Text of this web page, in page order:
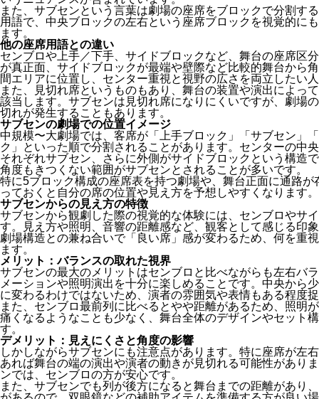
また、サブセンという言葉は劇場の座席をブロックで分割す
用語で、中央ブロックの左右という座席ブロックを視覚的に
ます。
他の座席用語との違い
センブロや上手／下手、サイドブロックなど、舞台の座席区
が真正面、サイドブロックが最端や壁際など比較的舞台から
間エリアに位置し、センター重視と視野の広さを両立したい
また、見切れ席というものもあり、舞台の装置や演出によっ
該当します。サブセンは見切れ席になりにくいですが、劇場
切れが発生することもあります。
サブセンの劇場での位置イメージ
中規模〜大劇場では、客席が「上手ブロック」「サブセン」
ク」といった順で分割されることがあります。センターの中
それぞれサブセン、さらに外側がサイドブロックという構造
角度もきつくない範囲がサブセンとされることが多いです。
特に5ブロック構成の座席表を持つ劇場や、舞台正面に通路
っておくと自分の席の位置や見え方を予想しやすくなります。
サブセンからの見え方の特徴
サブセンから観劇した際の視覚的な体験には、センブロやサ
す。見え方や照明、音響の距離感など、観客として感じる印
劇場構造との兼ね合いで「良い席」感が変わるため、何を重
ます。
メリット：バランスの取れた視界
サブセンの最大のメリットはセンブロと比べながらも左右バ
メーションや照明演出を十分に楽しめることです。中央から
に変わるわけではないため、演者の雰囲気や表情もある程度
また、センブロ最前列に比べるとやや距離があるため、照明
痛くなるようなことも少なく、舞台全体のデザインやセット
す。
デメリット：見えにくさと角度の影響
しかしながらサブセンにも注意点があります。特に座席が左
あれば舞台の端の演出や演者の動きが見切れる可能性があり
ンでは、センブロの方が安心です。
また、サブセンでも列が後方になると舞台までの距離があり